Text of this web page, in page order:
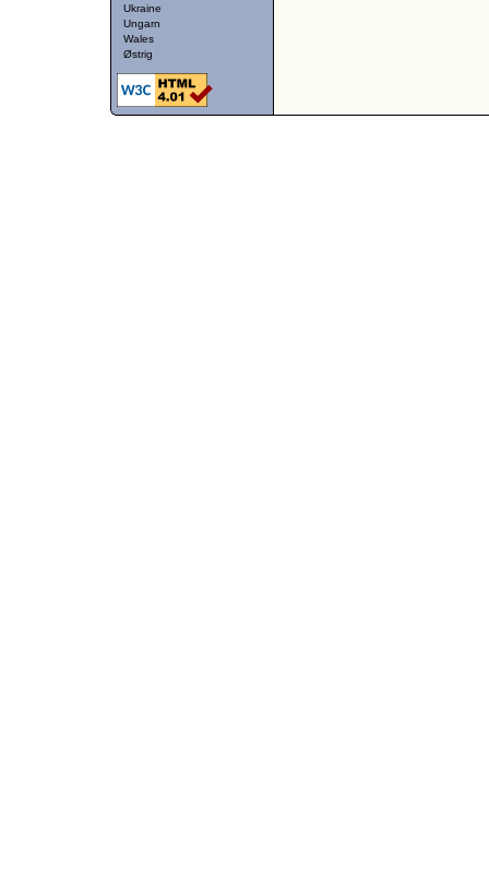
Ukraine
Ungarn
Wales
Østrig